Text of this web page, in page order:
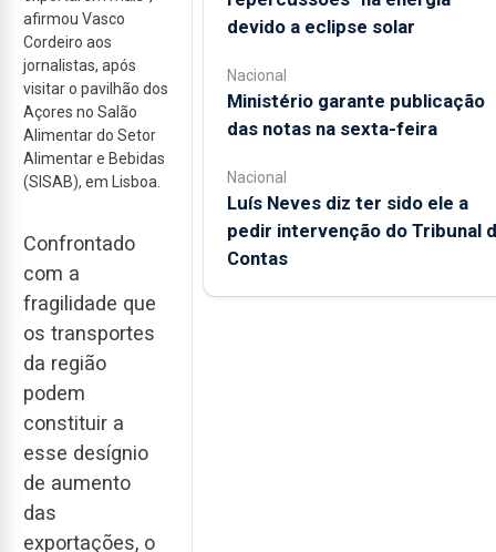
afirmou Vasco
Cordeiro aos
jornalistas, após
visitar o pavilhão dos
Açores no Salão
Alimentar do Setor
Alimentar e Bebidas
(SISAB), em Lisboa.
Confrontado
com a
fragilidade que
os transportes
da região
podem
constituir a
esse desígnio
de aumento
das
exportações, o
devido a eclipse solar
Nacional
Ministério garante publicação
das notas na sexta-feira
Nacional
Luís Neves diz ter sido ele a
pedir intervenção do Tribunal
Contas